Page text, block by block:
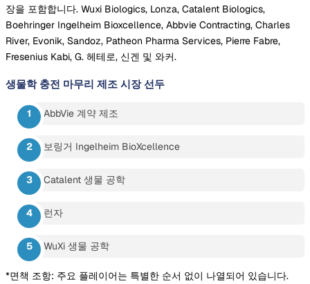
장을 포함합니다. Wuxi Biologics, Lonza, Catalent Biologics,
Boehringer Ingelheim Bioxcellence, Abbvie Contracting, Charles
River, Evonik, Sandoz, Patheon Pharma Services, Pierre Fabre,
Fresenius Kabi, G. 헤테로, 신겐 및 와커.
생물학 충전 마무리 제조 시장 선두
AbbVie 계약 제조
보링거 Ingelheim BioXcellence
Catalent 생물 공학
런자
WuXi 생물 공학
*면책 조항: 주요 플레이어는 특별한 순서 없이 나열되어 있습니다.